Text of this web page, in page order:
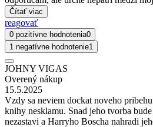
Čítať viac
reagovať
0 pozitívne hodnotenia0
1 negatívne hodnotenie1
JOHNY VIGAS
Overený nákup
15.5.2025
Vzdy sa neviem dockat noveho
knihy nesklamu. Snad jeho tvorba
nezastavi a Harryho Boscha nahradi